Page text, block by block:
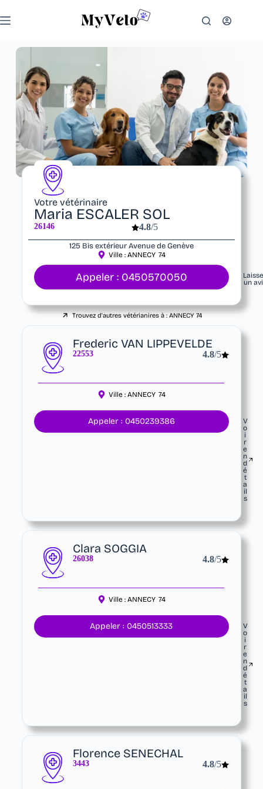
Votre vétérinaire
Maria ESCALER SOL
26146 4.8/5
125 Bis extérieur Avenue de Genève
Ville : ANNECY 74
Appeler : 0450570050
un
Trouvez d'autres vétérianires à : ANNECY 74
Frederic VAN LIPPEVELDE
22553 4.8/5
Ville : ANNECY 74
Appeler : 0450239386
V
o
i
r
e
n
d
é
t
a
il
s
Clara SOGGIA
26038 4.8/5
Ville : ANNECY 74
Appeler : 0450513333
V
o
i
r
e
n
d
é
t
a
il
s
Florence SENECHAL
3443 4.8/5